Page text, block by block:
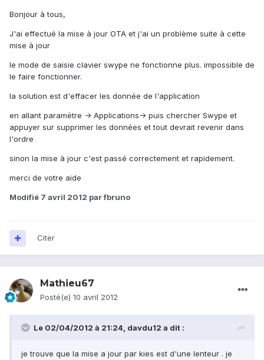
Bonjour à tous,
J'ai effectué la mise à jour OTA et j'ai un problème suite à cette
mise à jour
le mode de saisie clavier swype ne fonctionne plus. impossible de
le faire fonctionner.
la solution est d'effacer les donnée de l'application
en allant paramètre -> Applications-> puis chercher Swype et
appuyer sur supprimer les données et tout devrait revenir dans
l'ordre
sinon la mise à jour c'est passé correctement et rapidement.
merci de votre aide
Modifié 7 avril 2012 par fbruno
Citer
Mathieu67
Posté(e) 10 avril 2012
Le 02/04/2012 à 21:24, davdu12 a dit :
je trouve que la mise a jour par kies est d'une lenteur . je